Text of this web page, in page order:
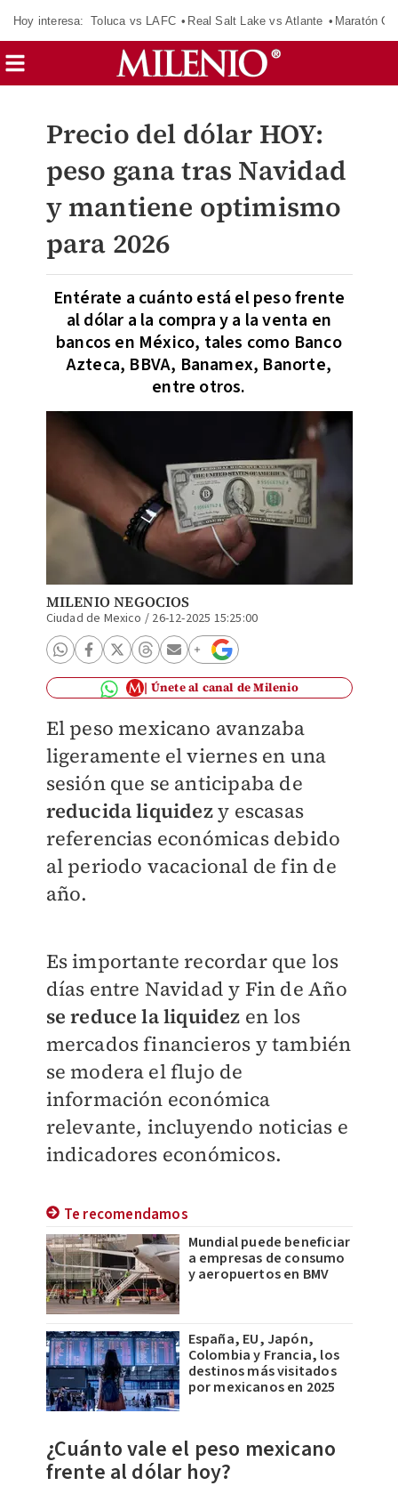
Hoy interesa: Toluca vs LAFC Real Salt Lake vs Atlante Maratón
Precio del dólar HOY:
peso gana tras Navidad
y mantiene optimismo
para 2026
Entérate a cuánto está el peso frente
al dólar a la compra y a la venta en
bancos en México, tales como Banco
Azteca, BBVA, Banamex, Banorte,
entre otros.
MILENIO NEGOCIOS
Ciudad de Mexico / 26-12-2025 15:25:00
Únete al canal de Milenio
El peso mexicano avanzaba
ligeramente el viernes en una
sesión que se anticipaba de
reducida liquidezy escasas
referencias económicas debido
al periodo vacacional de fin de
año.
Es importante recordar que los
días entre Navidad y Fin de Año
se reduce la liquidez en los
mercados financieros y también
se modera el flujo de
información económica
relevante, incluyendo noticias e
indicadores económicos.
Te recomendamos
Mundial puede beneficiar
a empresas de consumo
y aeropuertos en BMV
España, EU, Japón,
Colombia y Francia, los
destinos más visitados
por mexicanos en 2025
¿Cuánto vale el peso mexicano
frente al dólar hoy?